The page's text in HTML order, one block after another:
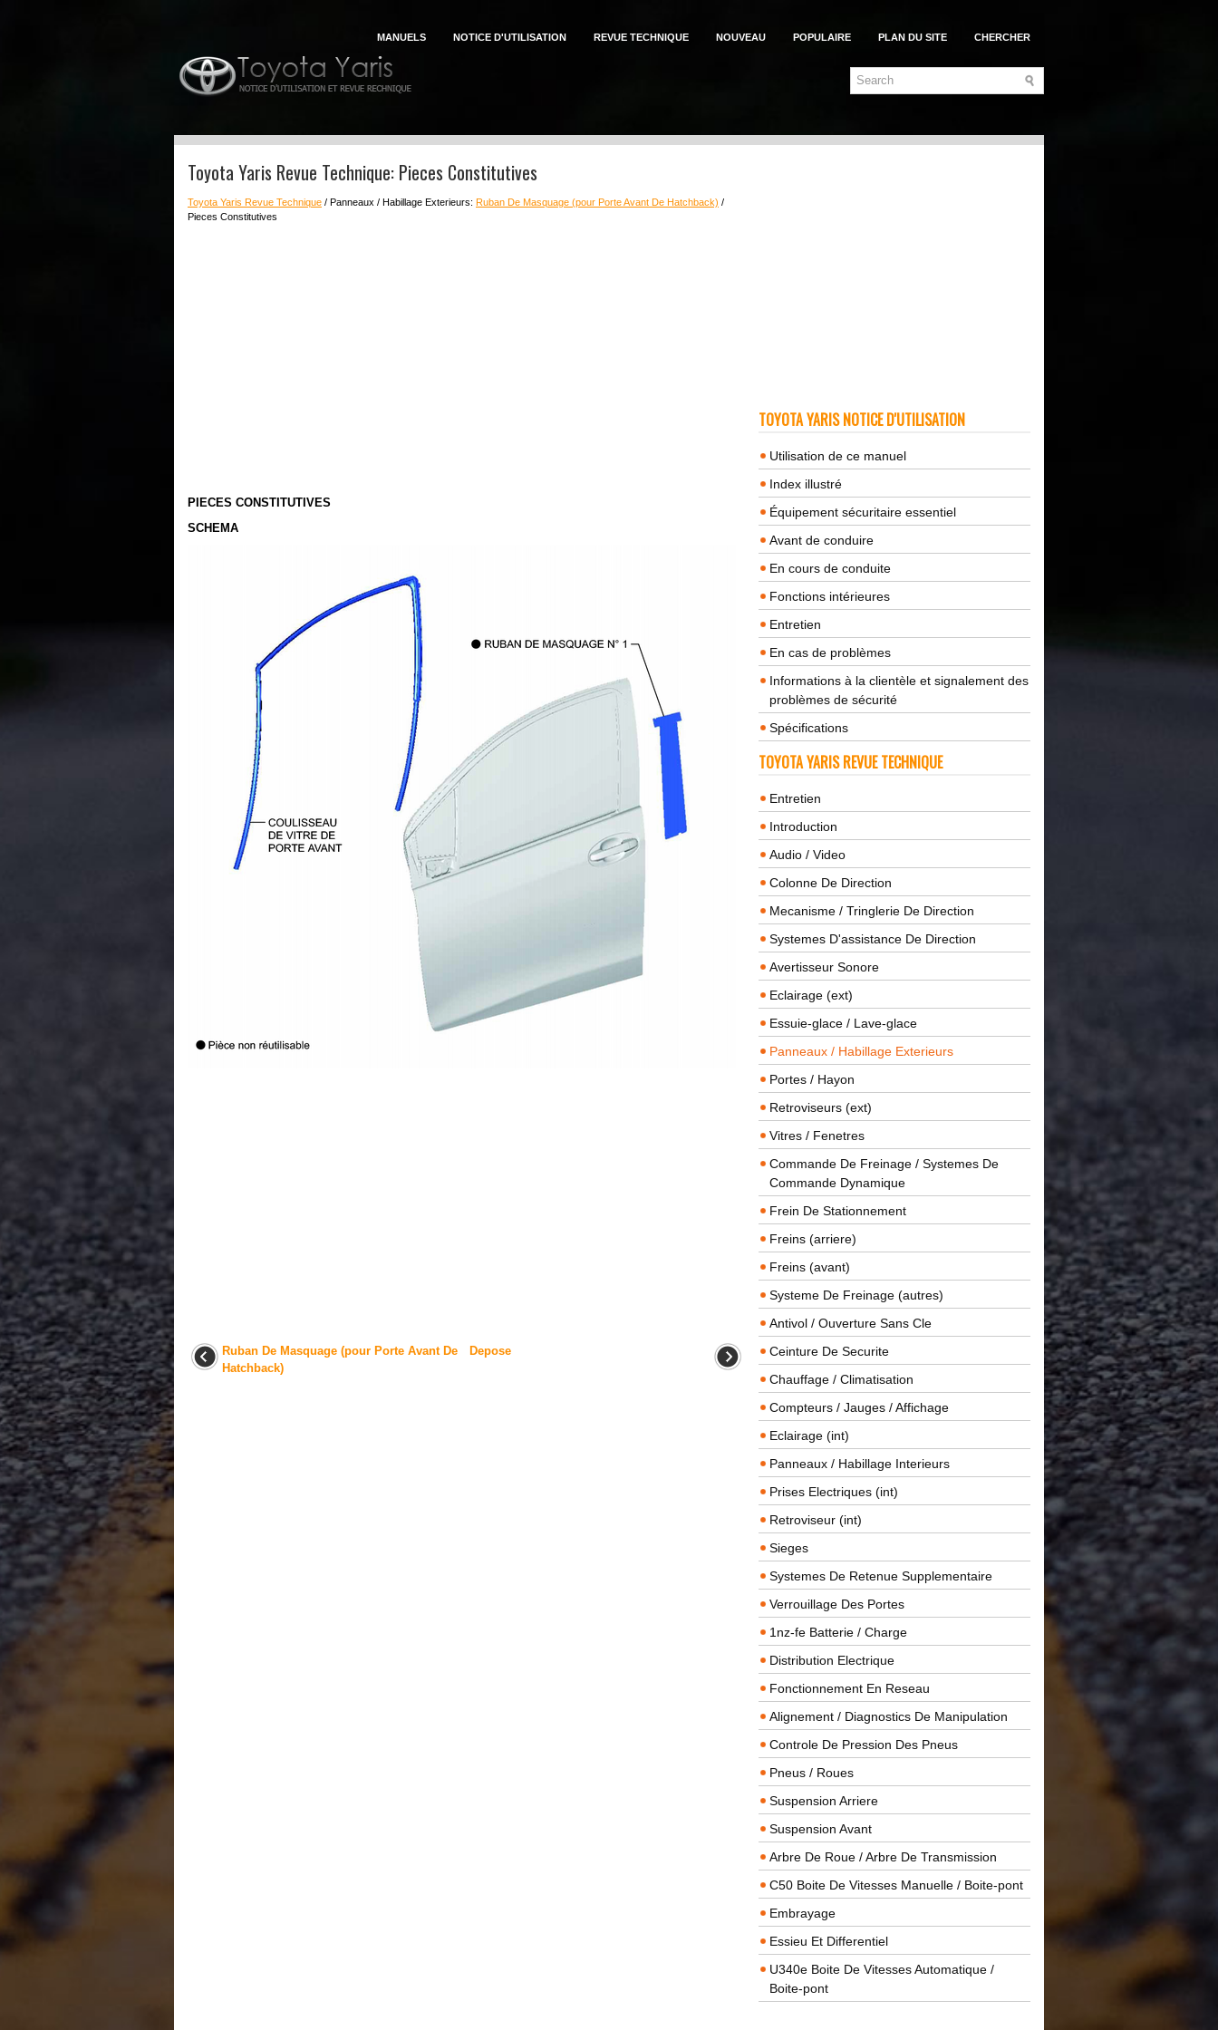
MANUELS NOTICE D'UTILISATION REVUE TECHNIQUE NOUVEAU POPULAIRE PLAN DU SITE CHERCHER
Toyota Yaris Revue Technique: Pieces Constitutives
Toyota Yaris Revue Technique / Panneaux / Habillage Exterieurs: Ruban De Masquage (pour Porte Avant De Hatchback) /
Pieces Constitutives
PIECES CONSTITUTIVES
SCHEMA
Ruban De Masquage (pour Porte Avant De
Hatchback)
Depose
TOYOTA YARIS NOTICE D'UTILISATION
Utilisation de ce manuel
Index illustré
Équipement sécuritaire essentiel
Avant de conduire
En cours de conduite
Fonctions intérieures
Entretien
En cas de problèmes
Informations à la clientèle et signalement des
problèmes de sécurité
Spécifications
TOYOTA YARIS REVUE TECHNIQUE
Entretien
Introduction
Audio / Video
Colonne De Direction
Mecanisme / Tringlerie De Direction
Systemes D'assistance De Direction
Avertisseur Sonore
Eclairage (ext)
Essuie-glace / Lave-glace
Panneaux / Habillage Exterieurs
Portes / Hayon
Retroviseurs (ext)
Vitres / Fenetres
Commande De Freinage / Systemes De
Commande Dynamique
Frein De Stationnement
Freins (arriere)
Freins (avant)
Systeme De Freinage (autres)
Antivol / Ouverture Sans Cle
Ceinture De Securite
Chauffage / Climatisation
Compteurs / Jauges / Affichage
Eclairage (int)
Panneaux / Habillage Interieurs
Prises Electriques (int)
Retroviseur (int)
Sieges
Systemes De Retenue Supplementaire
Verrouillage Des Portes
1nz-fe Batterie / Charge
Distribution Electrique
Fonctionnement En Reseau
Alignement / Diagnostics De Manipulation
Controle De Pression Des Pneus
Pneus / Roues
Suspension Arriere
Suspension Avant
Arbre De Roue / Arbre De Transmission
C50 Boite De Vitesses Manuelle / Boite-pont
Embrayage
Essieu Et Differentiel
U340e Boite De Vitesses Automatique /
Boite-pont